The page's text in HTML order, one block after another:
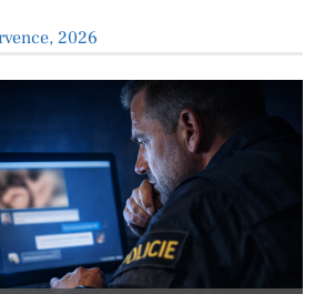
2026